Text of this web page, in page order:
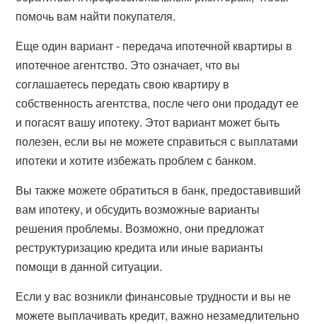
помочь вам найти покупателя.
Еще один вариант - передача ипотечной квартиры в
ипотечное агентство. Это означает, что вы
соглашаетесь передать свою квартиру в
собственность агентства, после чего они продадут ее
и погасят вашу ипотеку. Этот вариант может быть
полезен, если вы не можете справиться с выплатами
ипотеки и хотите избежать проблем с банком.
Вы также можете обратиться в банк, предоставивший
вам ипотеку, и обсудить возможные варианты
решения проблемы. Возможно, они предложат
реструктуризацию кредита или иные варианты
помощи в данной ситуации.
Если у вас возникли финансовые трудности и вы не
можете выплачивать кредит, важно незамедлительно